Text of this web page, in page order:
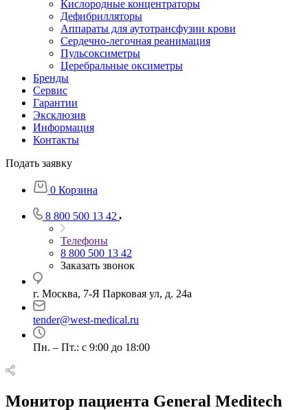
Кислородные концентраторы
Дефибрилляторы
Аппараты для аутотрансфузии крови
Сердечно-легочная реанимация
Пульсоксиметры
Церебральные оксиметры
Бренды
Сервис
Гарантии
Эксклюзив
Информация
Контакты
Подать заявку
0 Корзина
8 800 500 13 42
Телефоны
8 800 500 13 42
Заказать звонок
г. Москва, 7-Я Парковая ул, д. 24а
tender@west-medical.ru
Пн. – Пт.: с 9:00 до 18:00
Монитор пациента General Meditech